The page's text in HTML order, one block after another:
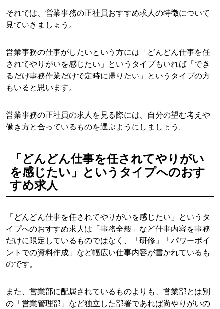
それでは、営業事務の正社員おすすめ求人の特徴について
見ていきましょう。
営業事務の仕事がしたいという方には「どんどん仕事を任
されてやりがいを感じたい」というタイプもいれば「でき
るだけ事務作業だけで定時に帰りたい」というタイプの方
もいると思います。
営業事務の正社員の求人を見る際には、自分の望む考えや
働き方と合っているものを選ぶようにしましょう。
「どんどん仕事を任されてやりがい
を感じたい」というタイプへのおす
すめ求人
「どんどん仕事を任されてやりがいを感じたい」というタ
イプへのおすすめ求人は「事務全般」など仕事内容を事務
だけに限定しているものではなく、「研修」「パワーポイ
ントでの資料作成」など幅広い仕事内容が書かれているも
のです。
また、営業部に配属されているものよりも、営業部とは別
の「営業管理部」など独立した部署であれば尚やりがいの